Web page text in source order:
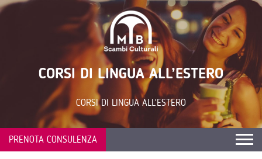
CORSI DI LINGUA ALL’ESTERO
CORSI DI LINGUA ALL’ESTERO
PRENOTA CONSULENZA